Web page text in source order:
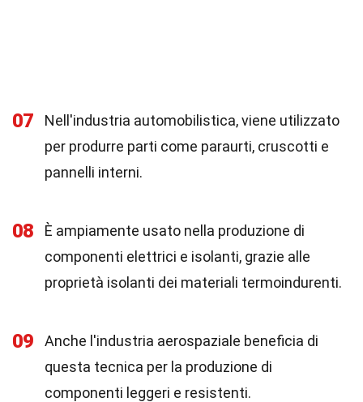
07
Nell'industria automobilistica, viene utilizzato
per produrre parti come paraurti, cruscotti e
pannelli interni.
08
È ampiamente usato nella produzione di
componenti elettrici e isolanti, grazie alle
proprietà isolanti dei materiali termoindurenti.
09
Anche l'industria aerospaziale beneficia di
questa tecnica per la produzione di
componenti leggeri e resistenti.